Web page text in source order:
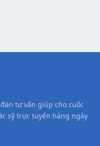
tư vấn giúp cho cuộc
sỹ trực tuyến hàng ngày